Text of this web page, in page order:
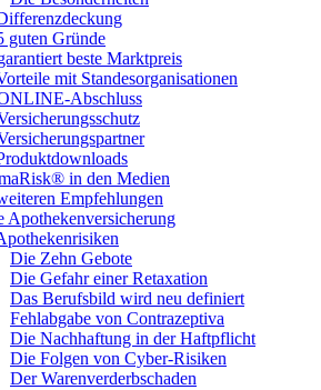
guten Gründe
beste Marktpreis
mit Standesorganisationen
Abschluss
in den Medien
Empfehlungen
Apothekenversicherung
Die Zehn Gebote
Die Gefahr einer Retaxation
Das Berufsbild wird neu definiert
Fehlabgabe von Contrazeptiva
Die Nachhaftung in der Haftpflicht
Die Folgen von Cyber-Risiken
Der Warenverderbschaden